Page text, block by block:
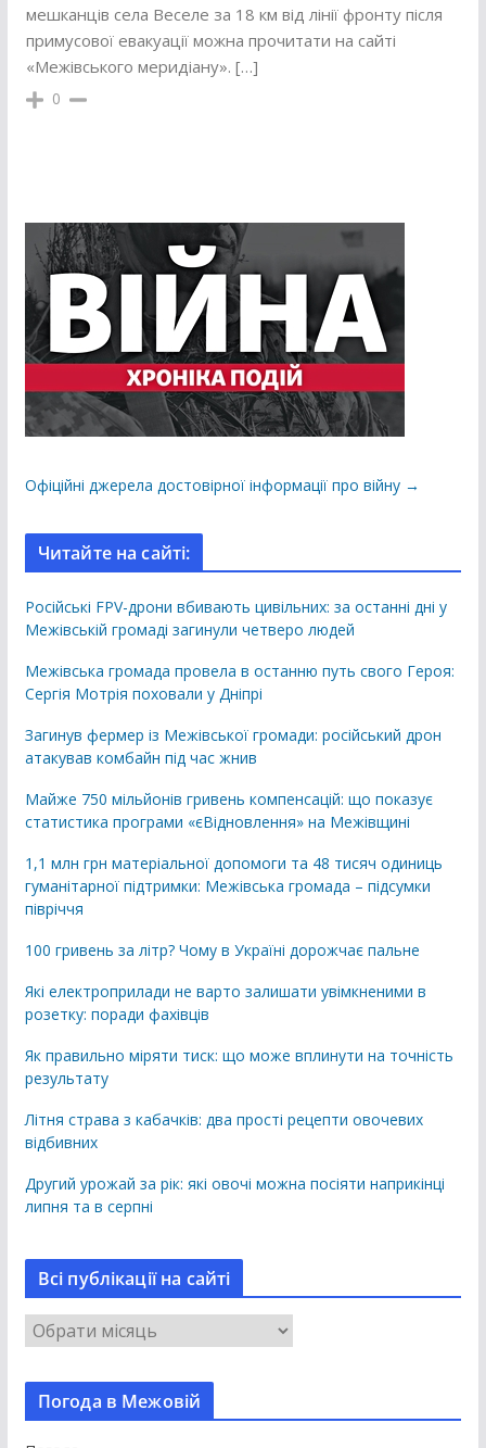
мешканців села Веселе за 18 км від лінії фронту після
примусової евакуації можна прочитати на сайті
«Межівського меридіану». […]
0
Офіційні джерела достовірної інформації про війну →
Читайте на сайті:
Російські FPV-дрони вбивають цивільних: за останні дні у
Межівській громаді загинули четверо людей
Межівська громада провела в останню путь свого Героя:
Сергія Мотрія поховали у Дніпрі
Загинув фермер із Межівської громади: російський дрон
атакував комбайн під час жнив
Майже 750 мільйонів гривень компенсацій: що показує
статистика програми «єВідновлення» на Межівщині
1,1 млн грн матеріальної допомоги та 48 тисяч одиниць
гуманітарної підтримки: Межівська громада – підсумки
півріччя
100 гривень за літр? Чому в Україні дорожчає пальне
Які електроприлади не варто залишати увімкненими в
розетку: поради фахівців
Як правильно міряти тиск: що може вплинути на точність
результату
Літня страва з кабачків: два прості рецепти овочевих
відбивних
Другий урожай за рік: які овочі можна посіяти наприкінці
липня та в серпні
Всі публікації на сайті
В
і
Погода в Межовій